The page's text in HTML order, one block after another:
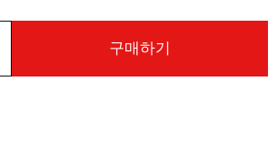
구매하기